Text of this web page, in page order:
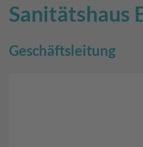
Sanitätshaus
Geschäftsleitung